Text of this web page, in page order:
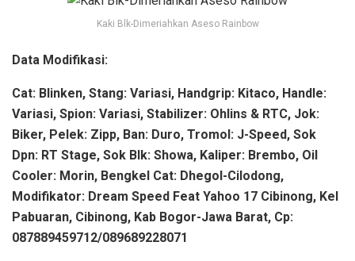
Kaki Blk-Dimeriahkan Aseso Rainbow
Data Modifikasi:
Cat: Blinken, Stang: Variasi, Handgrip: Kitaco, Handle:
Variasi, Spion: Variasi, Stabilizer: Ohlins & RTC, Jok:
Biker, Pelek: Zipp, Ban: Duro, Tromol: J-Speed, Sok
Dpn: RT Stage, Sok Blk: Showa, Kaliper: Brembo, Oil
Cooler: Morin, Bengkel Cat: Dhegol-Cilodong,
Modifikator: Dream Speed Feat Yahoo 17 Cibinong, Kel
Pabuaran, Cibinong, Kab Bogor-Jawa Barat, Cp:
087889459712/089689228071